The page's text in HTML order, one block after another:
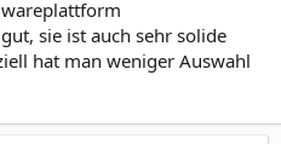
sie ist auch sehr solide
hat man weniger Auswahl